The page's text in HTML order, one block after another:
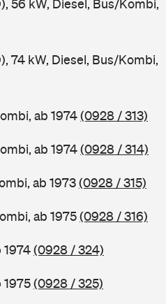
56 kW, Diesel, Bus/Kombi,
74 kW, Diesel, Bus/Kombi,
ab 1974(0928 / 313)
ab 1974(0928 / 314)
ab 1973(0928 / 315)
ab 1975(0928 / 316)
1974(0928 / 324)
1975(0928 / 325)